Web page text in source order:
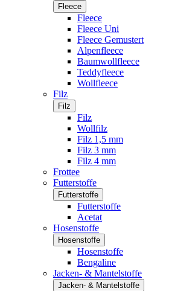
Fleece
Fleece
Fleece Uni
Fleece Gemustert
Alpenfleece
Baumwollfleece
Teddyfleece
Wollfleece
Filz
Filz
Filz
Wollfilz
Filz 1,5 mm
Filz 3 mm
Filz 4 mm
Frottee
Futterstoffe
Futterstoffe
Futterstoffe
Acetat
Hosenstoffe
Hosenstoffe
Hosenstoffe
Bengaline
Jacken- & Mantelstoffe
Jacken- & Mantelstoffe